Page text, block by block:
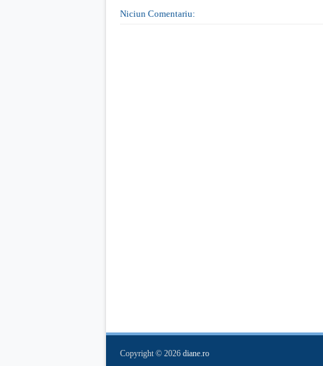
Niciun Comentariu:
Copyright © 2026 diane.ro